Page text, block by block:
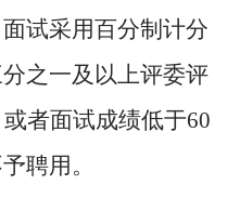
试采用百分制计分
之一及以上评委评
者面试成绩低于60
聘用。